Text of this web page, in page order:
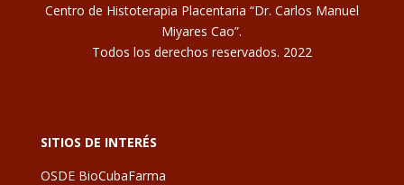
Centro de Histoterapia Placentaria “Dr. Carlos Manuel
Miyares Cao”.
Todos los derechos reservados. 2022
SITIOS DE INTERÉS
OSDE BioCubaFarma